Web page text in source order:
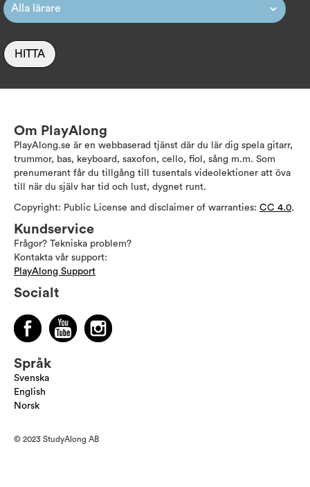
HITTA
Om PlayAlong
PlayAlong.se är en webbaserad tjänst där du lär dig spela gitarr,
trummor, bas, keyboard, saxofon, cello, fiol, sång m.m. Som
prenumerant får du tillgång till tusentals videolektioner att öva
till när du själv har tid och lust, dygnet runt.
Copyright: Public License and disclaimer of warranties: CC 4.0.
Kundservice
Frågor? Tekniska problem?
Kontakta vår support:
PlayAlong Support
Socialt
Språk
Svenska
English
Norsk
© 2023 StudyAlong AB